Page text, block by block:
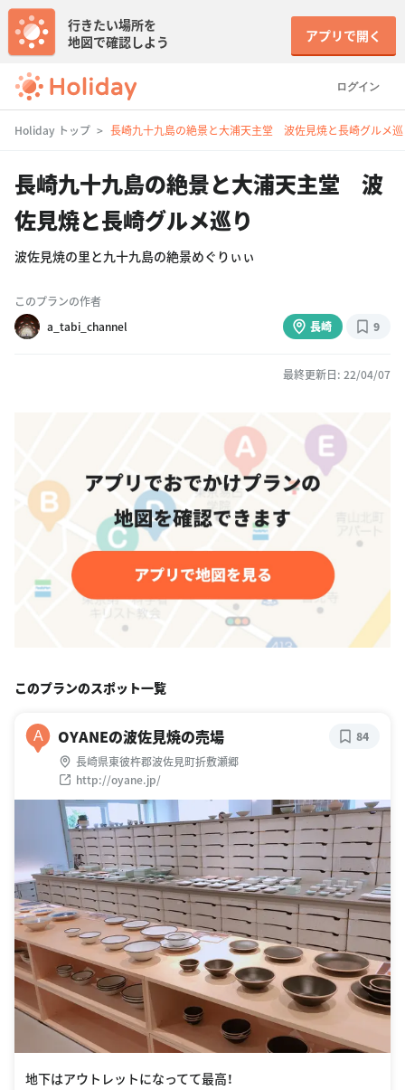
ログイン
行きたい場所を
地図で確認しよう
アプリで開く
Holiday トップ 長崎九十九島の絶景と大浦天主堂 波佐見焼と長崎グルメ
長崎九十九島の絶景と大浦天主堂 波
佐見焼と長崎グルメ巡り
波佐見焼の里と九十九島の絶景めぐりぃぃ
このプランの作者
a_tabi_channel
長崎 9
最終更新日: 22/04/07
このプランのスポット一覧
A OYANEの波佐見焼の売場
長崎県東彼杵郡波佐見町折敷瀬郷
http://oyane.jp/
84
地下はアウトレットになってて最高！